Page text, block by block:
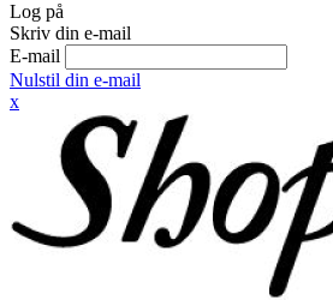
Log på
Skriv din e-mail
E-mail
Nulstil din e-mail
x